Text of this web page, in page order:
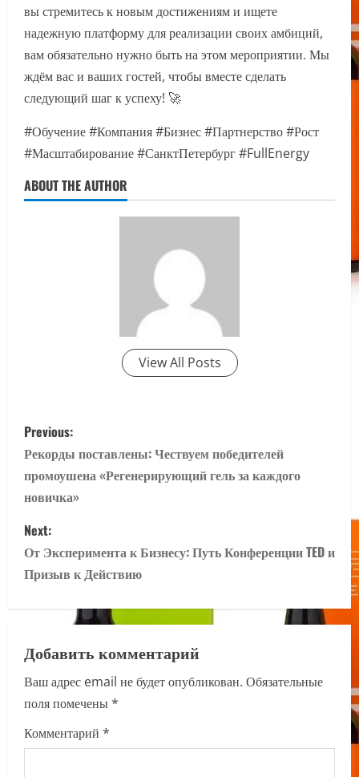
вы стремитесь к новым достижениям и ищете
надежную платформу для реализации своих амбиций,
вам обязательно нужно быть на этом мероприятии. Мы
ждём вас и ваших гостей, чтобы вместе сделать
следующий шаг к успеху! 🚀
#Обучение #Компания #Бизнес #Партнерство #Рост
#Масштабирование #СанктПетербург #FullEnergy
ABOUT THE AUTHOR
View All Posts
P
o
s
t
n
a
i
g
a
Previous:
Рекорды поставлены: Чествуем победителей
промоушена «Регенерирующий гель за каждого
новичка»
Next:
От Эксперимента к Бизнесу: Путь Конференции TED и
Призыв к Действию
Добавить комментарий
Ваш адрес email не будет опубликован. Обязательные
поля помечены*
Комментарий *